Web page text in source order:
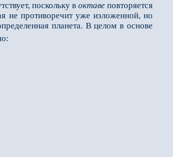
поскольку в октаве повторяется
не противоречит уже изложенной, но
планета. В целом в основе